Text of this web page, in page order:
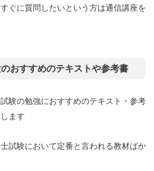
ぐに質問したいという方は通信講座を
おすすめのテキストや参考書
験の勉強におすすめのテキスト・参考
ます
試験において定番と言われる教材ばか